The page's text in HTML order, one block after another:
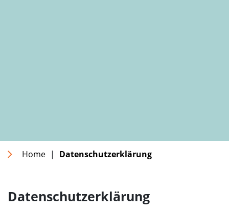
Home | Datenschutzerklärung
Datenschutzerklärung